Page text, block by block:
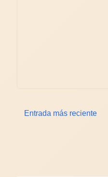
Entrada más reciente